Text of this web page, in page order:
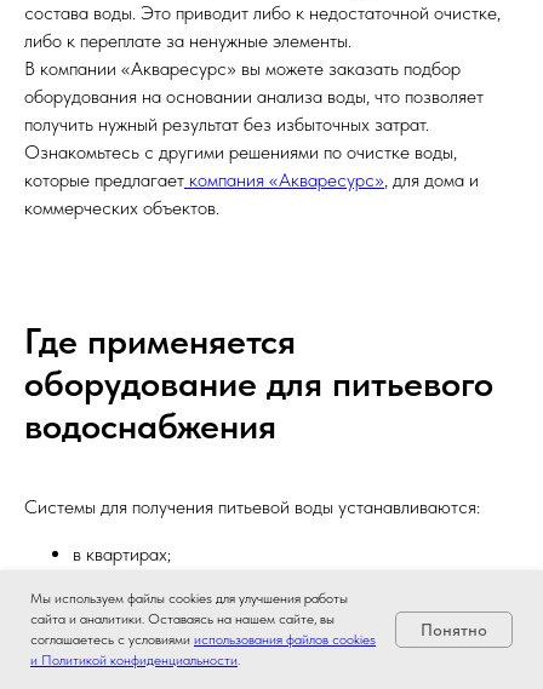
состава воды. Это приводит либо к недостаточной очистке,
либо к переплате за ненужные элементы.
В компании «Акваресурс» вы можете заказать подбор
оборудования на основании анализа воды, что позволяет
получить нужный результат без избыточных затрат.
Ознакомьтесь с другими решениями по очистке воды,
которые предлагает компания «Акваресурс», для дома и
коммерческих объектов.
Где применяется
оборудование для питьевого
водоснабжения
Системы для получения питьевой воды устанавливаются:
в квартирах;
в коттеджах;
на объектах с централизованным и автономным
водоснабжением.
Мы используем файлы cookies для улучшения работы
сайта и аналитики. Оставаясь на нашем сайте, вы
соглашаетесь с условиями использования файлов cookies
и Политикой конфиденциальности.
Понятно